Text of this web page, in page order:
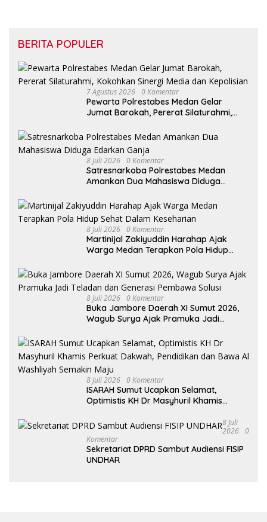
BERITA POPULER
7 Agustus 2026 0 Komentar
Pewarta Polrestabes Medan Gelar
Jumat Barokah, Pererat Silaturahmi,
8 Juli 2026 0 Komentar
Satresnarkoba Polrestabes Medan
Amankan Dua Mahasiswa Diduga
8 Juli 2026 0 Komentar
Martinijal Zakiyuddin Harahap Ajak
Warga Medan Terapkan Pola Hidup
8 Juli 2026 0 Komentar
Buka Jambore Daerah XI Sumut 2026,
Wagub Surya Ajak Pramuka Jadi
8 Juli 2026 0 Komentar
ISARAH Sumut Ucapkan Selamat,
Optimistis KH Dr Masyhuril Khamis
Al Washliyah Semakin Maju
8 Juli
2026 0
Komentar
Sekretariat DPRD Sambut Audiensi FISIP
UNDHAR